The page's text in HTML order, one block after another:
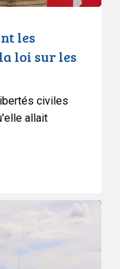
les
loi sur les
civiles
allait